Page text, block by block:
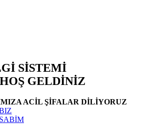
SİSTEMİ
GELDİNİZ
ACİL ŞİFALAR DİLİYORUZ
SABİM